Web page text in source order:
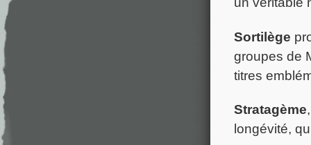
Sortilège
groupes de
titres
Stratagème
longévité,